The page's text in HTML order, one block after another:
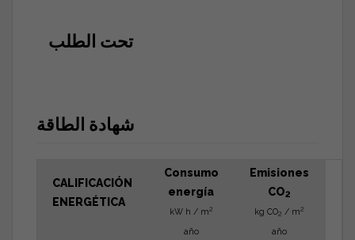
تحت الطلب
شهادة الطاقة
CALIFICACIÓN
ENERGÉTICA
Consumo
energía
kW h / m2
año
Emisiones
CO2
kg CO2 / m2
año